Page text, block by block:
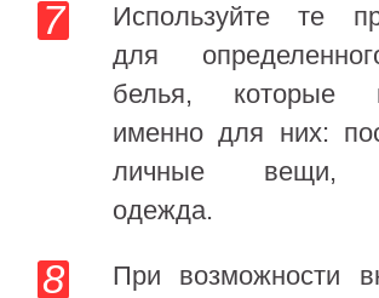
Используйте те
для
белья, которые
именно для них:
личные вещи,
одежда.
При возможности